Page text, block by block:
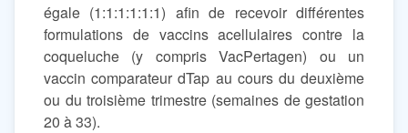
égale (1:1:1:1:1:1) afin de recevoir différentes
formulations de vaccins acellulaires contre la
coqueluche (y compris VacPertagen) ou un
vaccin comparateur dTap au cours du deuxième
ou du troisième trimestre (semaines de gestation
20 à 33).